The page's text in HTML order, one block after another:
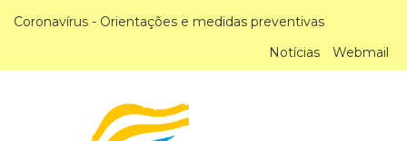
Coronavírus - Orientações e medidas preventivas
Notícias
Webmail